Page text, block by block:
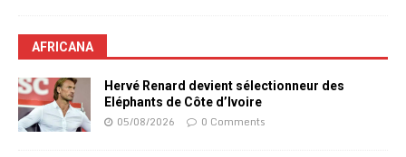
AFRICANA
Hervé Renard devient sélectionneur des
Eléphants de Côte d’Ivoire
05/08/2026 0 Comments